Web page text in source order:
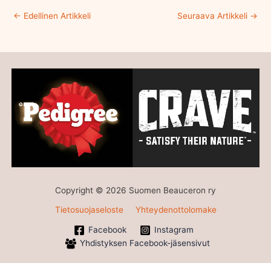
← Edellinen Artikkeli Seuraava Artikkeli →
Copyright © 2026 Suomen Beauceron ry
Tietosuojaseloste
Yhteydenottolomake
Facebook
Instagram
Yhdistyksen Facebook-jäsensivut